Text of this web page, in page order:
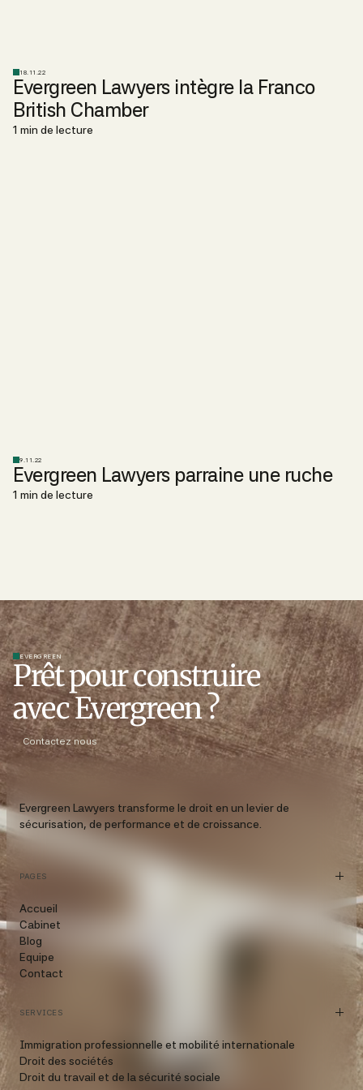
18.11.22
Evergreen Lawyers intègre la Franco
British Chamber
1 min de lecture
9.11.22
Evergreen Lawyers parraine une ruche
1 min de lecture
EVERGREEN
Prêt pour construire
avec Evergreen ?
Contactez nous
Evergreen Lawyers transforme le droit en un levier de
sécurisation, de performance et de croissance.
PAGES
Accueil
Cabinet
Blog
Equipe
Contact
SERVICES
Immigration professionnelle et mobilité internationale
Droit des sociétés
Droit du travail et de la sécurité sociale